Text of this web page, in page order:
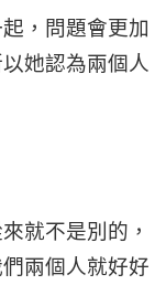
，問題會更加
她認為兩個人
就不是別的，
兩個人就好好